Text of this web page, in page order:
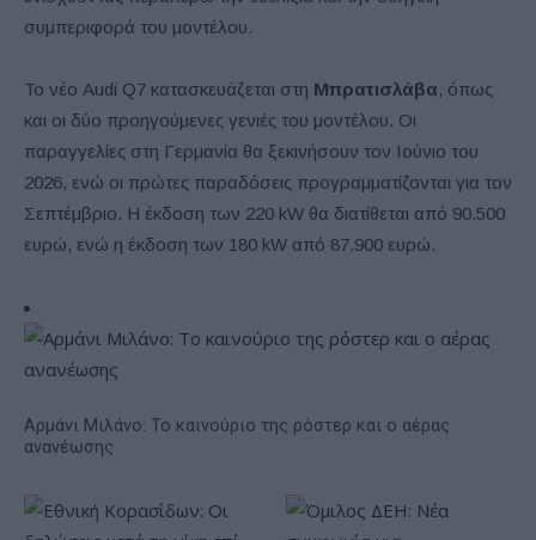
συμπεριφορά του μοντέλου.
Το νέο Audi Q7 κατασκευάζεται στη Μπρατισλάβα, όπως
και οι δύο προηγούμενες γενιές του μοντέλου. Οι
παραγγελίες στη Γερμανία θα ξεκινήσουν τον Ιούνιο του
2026, ενώ οι πρώτες παραδόσεις προγραμματίζονται για τον
Σεπτέμβριο. Η έκδοση των 220 kW θα διατίθεται από 90.500
ευρώ, ενώ η έκδοση των 180 kW από 87.900 ευρώ.
Αρμάνι Μιλάνο: Το καινούριο της ρόστερ και ο αέρας
ανανέωσης